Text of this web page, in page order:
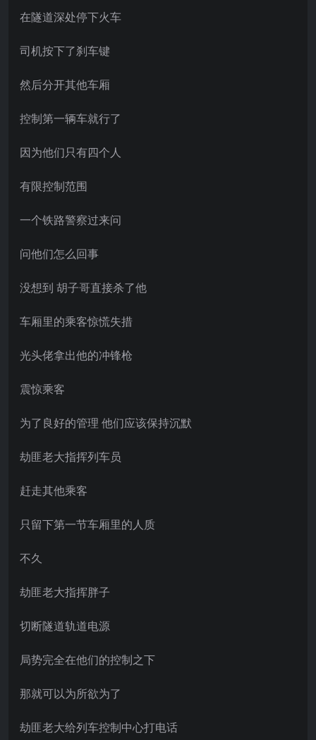
在隧道深处停下火车
司机按下了刹车键
然后分开其他车厢
控制第一辆车就行了
因为他们只有四个人
有限控制范围
一个铁路警察过来问
问他们怎么回事
没想到 胡子哥直接杀了他
车厢里的乘客惊慌失措
光头佬拿出他的冲锋枪
震惊乘客
为了良好的管理 他们应该保持沉默
劫匪老大指挥列车员
赶走其他乘客
只留下第一节车厢里的人质
不久
劫匪老大指挥胖子
切断隧道轨道电源
局势完全在他们的控制之下
那就可以为所欲为了
劫匪老大给列车控制中心打电话